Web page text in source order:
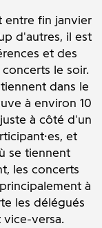
entre fin janvier
d'autres, il est
et des
le soir.
dans le
à environ 10
à côté d'un
et
se tiennent
les concerts
à
les délégués
versa.